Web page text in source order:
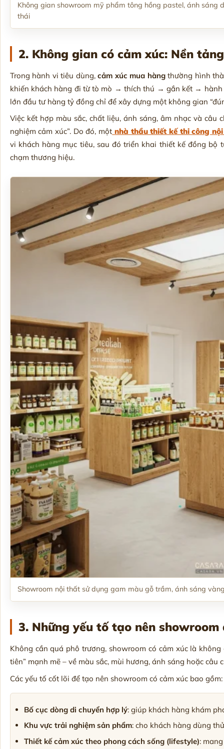
Không gian showroom mỹ phẩm tông hồng pastel, ánh sáng
thái
2. Không gian có cảm xúc: Nền
Trong hành vi tiêu dùng,cảm xúc mua hàngthường hình
khiến khách hàng đi từ tò mò → thích thú → gắn kết →
lớn đầu tư hàng tỷ đồng chỉ để xây dựng một không gian
Việc kết hợp màu sắc, chất liệu, ánh sáng, âm nhạc và
nghiệm cảm xúc”. Do đó, một nhà thầu thiết kế thi công
vi khách hàng mục tiêu, sau đó triển khai thiết kế đồng
chạm thương hiệu.
Showroom nội thất sử dụng gam màu gỗ trầm, ánh sáng
3. Những yếu tố tạo nên
Không cần quá phô trương, showroom có cảm xúc là
tiên” mạnh mẽ – về màu sắc, mùi hương, ánh sáng hoặc câu
Các yếu tố cốt lõi để tạo nên showroom có cảm xúc bao gồm:
Bố cục dòng di chuyển hợp lý: giúp khách hàng khám
Khu vực trải nghiệm sản phẩm: cho khách hàng dùng
Thiết kế cảm xúc theo phong cách sống (lifestyle):